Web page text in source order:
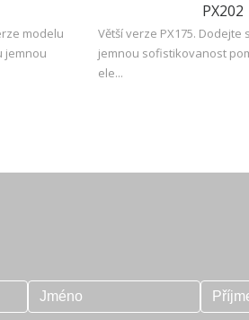
modelu
jemnou
PX202
Větší verze PX175.
jemnou sofistikovanost
ele...